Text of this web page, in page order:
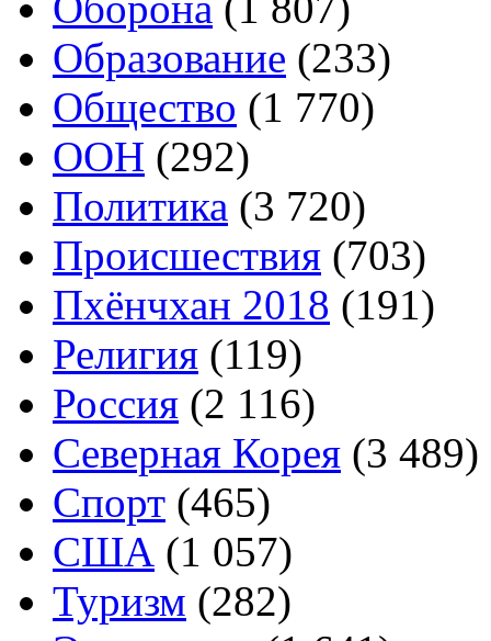
Образование (233)
Общество (1 770)
ООН (292)
Политика (3 720)
Происшествия (703)
Пхёнчхан 2018 (191)
Религия (119)
Россия (2 116)
Северная Корея (3 489)
Спорт (465)
США (1 057)
Туризм (282)